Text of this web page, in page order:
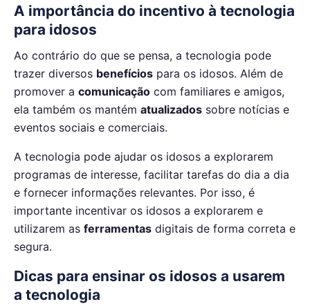
A importância do incentivo à tecnologia
para idosos
Ao contrário do que se pensa, a tecnologia pode
trazer diversos benefícios para os idosos. Além de
promover a comunicação com familiares e amigos,
ela também os mantém atualizados sobre notícias e
eventos sociais e comerciais.
A tecnologia pode ajudar os idosos a explorarem
programas de interesse, facilitar tarefas do dia a dia
e fornecer informações relevantes. Por isso, é
importante incentivar os idosos a explorarem e
utilizarem as ferramentas digitais de forma correta e
segura.
Dicas para ensinar os idosos a usarem
a tecnologia